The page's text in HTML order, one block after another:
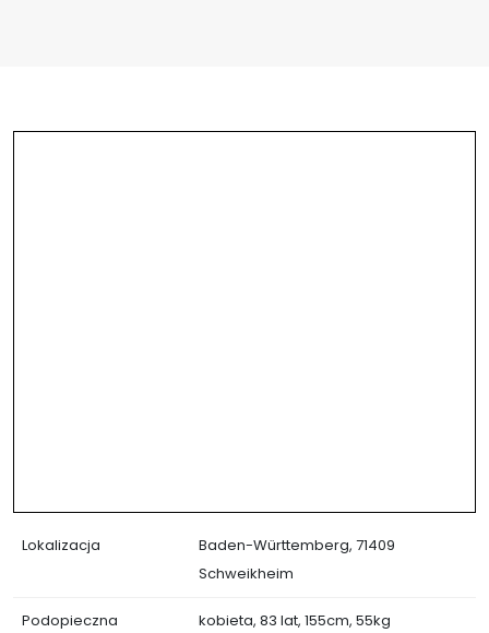
Lokalizacja
Baden-Württemberg, 71409
Schweikheim
Podopieczna kobieta, 83 lat, 155cm, 55kg